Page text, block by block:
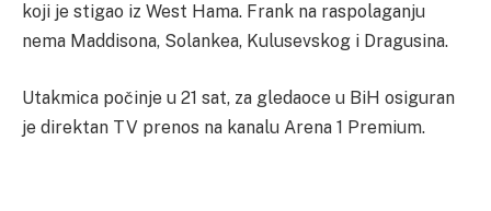
koji je stigao iz West Hama. Frank na raspolaganju
nema Maddisona, Solankea, Kulusevskog i Dragusina.
Utakmica počinje u 21 sat, za gledaoce u BiH osiguran
je direktan TV prenos na kanalu Arena 1 Premium.